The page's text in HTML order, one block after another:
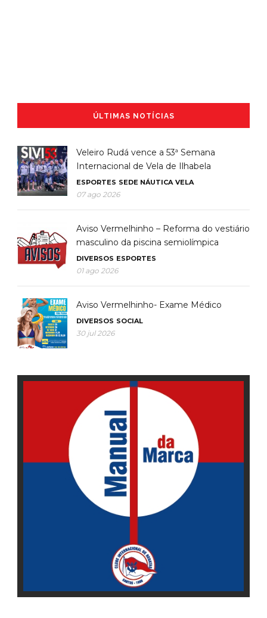
ÚLTIMAS NOTÍCIAS
Veleiro Rudá vence a 53ª Semana
Internacional de Vela de Ilhabela
ESPORTES SEDE NÁUTICA VELA
07 ago 2026
Aviso Vermelhinho – Reforma do vestiário
masculino da piscina semiolímpica
DIVERSOS ESPORTES
01 ago 2026
Aviso Vermelhinho- Exame Médico
DIVERSOS SOCIAL
30 jul 2026